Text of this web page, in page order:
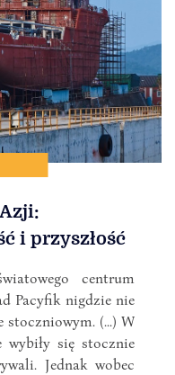
i przyszłość
centrum
Pacyfik nigdzie nie
(...) W
się stocznie
Jednak wobec